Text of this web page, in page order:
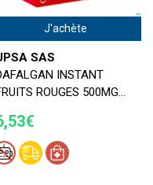
J'achète
SAS
INSTANT
ROUGES 500MG...